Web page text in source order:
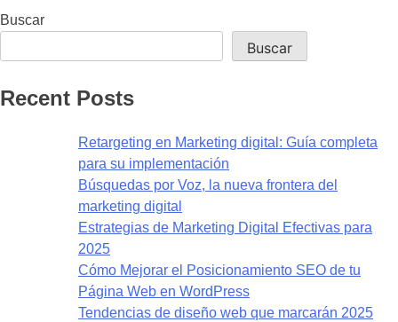
Buscar
Buscar
Recent Posts
Retargeting en Marketing digital: Guía completa
para su implementación
Búsquedas por Voz, la nueva frontera del
marketing digital
Estrategias de Marketing Digital Efectivas para
2025
Cómo Mejorar el Posicionamiento SEO de tu
Página Web en WordPress
Tendencias de diseño web que marcarán 2025